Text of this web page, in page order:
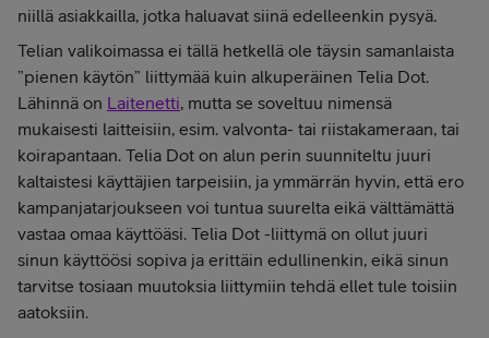
niillä asiakkailla, jotka haluavat siinä edelleenkin pysyä.
Telian valikoimassa ei tällä hetkellä ole täysin samanlaista
”pienen käytön” liittymää kuin alkuperäinen Telia Dot.
Lähinnä on Laitenetti, mutta se soveltuu nimensä
mukaisesti laitteisiin, esim. valvonta- tai riistakameraan, tai
koirapantaan. Telia Dot on alun perin suunniteltu juuri
kaltaistesi käyttäjien tarpeisiin, ja ymmärrän hyvin, että ero
kampanjatarjoukseen voi tuntua suurelta eikä välttämättä
vastaa omaa käyttöäsi. Telia Dot -liittymä on ollut juuri
sinun käyttöösi sopiva ja erittäin edullinenkin, eikä sinun
tarvitse tosiaan muutoksia liittymiin tehdä ellet tule toisiin
aatoksiin.